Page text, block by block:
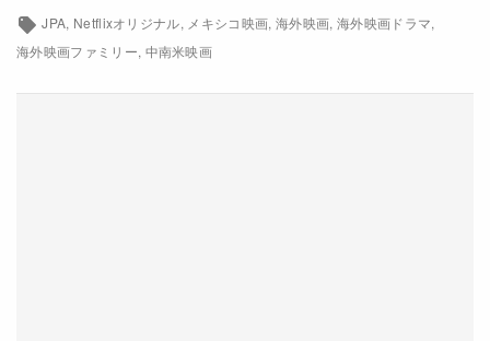
アドルフォ・マデラ アンヘレス・クルス
配給
JPA Netflixオリジナル メキシコ映画 海外映画 海外映画ドラマ
海外映画ファミリー 中南米映画